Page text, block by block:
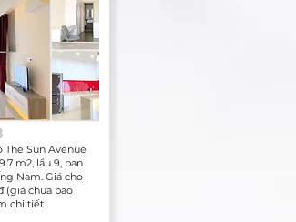
The Sun Avenue
m2, lầu 9, ban
Nam. Giá cho
(giá chưa bao
chi tiết